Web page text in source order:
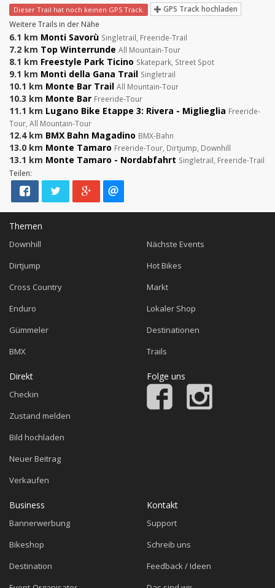
Dieser Trail hat noch keinen GPS Track.
GPS Track hochladen
Weitere Trails in der Nähe
6.1 km Monti Savorù Singletrail, Freeride-Trail
7.2 km Top Winterrunde All Mountain-Tour
8.1 km Freestyle Park Ticino Skatepark, Street Spot
9.1 km Monti della Gana Trail Singletrail
10.1 km Monte Bar Trail All Mountain-Tour
10.3 km Monte Bar Freeride-Tour
11.1 km Lugano Bike Etappe 3: Rivera - Miglieglia Freeride-
Tour, All Mountain-Tour
12.4 km BMX Bahn Magadino BMX-Bahn
13.0 km Monte Tamaro Freeride-Tour, Dirtjump, Downhill
13.1 km Monte Tamaro - Nordabfahrt Singletrail, Freeride-Trail
Teilen:
Themen
Downhill
Dirtjump
Cross Country
Enduro
Gümmeler
BMX
Nächste Events
Hot Bikes
Markt
Lokaler Shop
Destinationen
Trails
Direkt
Checkin
Zustand melden
Bild hochladen
Neuer Beitrag
Verkaufen
Folge uns
Business
Bannerwerbung
Bikeshop
Destination
Kontakt
Support
Schreib uns
Feedback / Ideen